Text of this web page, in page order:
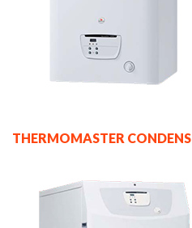
THERMOMASTER CONDENS